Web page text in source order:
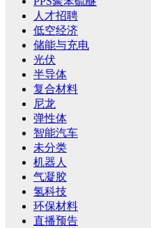
人才招聘
低空经济
储能与充电
光伏
半导体
复合材料
尼龙
弹性体
智能汽车
未分类
机器人
气凝胶
氢科技
环保材料
直播预告